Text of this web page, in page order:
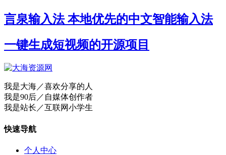
言泉输入法 本地优先的中文智能输入法
一键生成短视频的开源项目
我是大海／喜欢分享的人
我是90后／自媒体创作者
我是站长／互联网小学生
快速导航
个人中心